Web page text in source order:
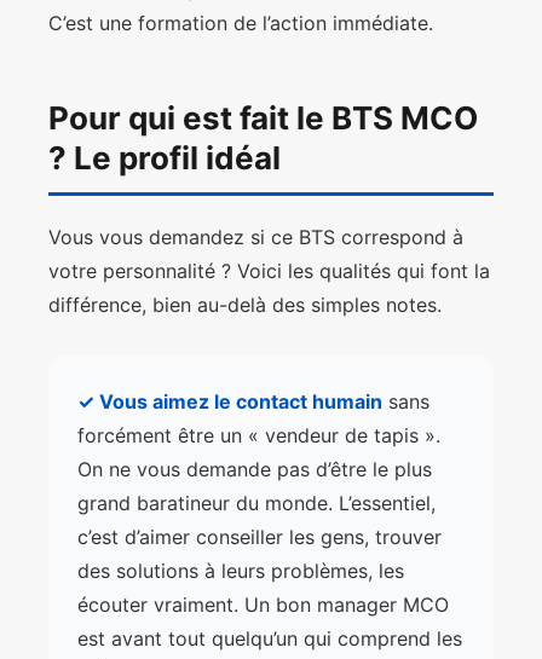
C’est une formation de l’action immédiate.
Pour qui est fait le BTS MCO
? Le profil idéal
Vous vous demandez si ce BTS correspond à
votre personnalité ? Voici les qualités qui font la
différence, bien au-delà des simples notes.
✓ Vous aimez le contact humain sans
forcément être un « vendeur de tapis ».
On ne vous demande pas d’être le plus
grand baratineur du monde. L’essentiel,
c’est d’aimer conseiller les gens, trouver
des solutions à leurs problèmes, les
écouter vraiment. Un bon manager MCO
est avant tout quelqu’un qui comprend les